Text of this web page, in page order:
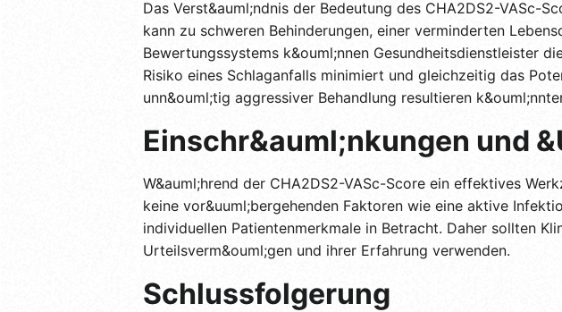
Das Verst&auml;ndnis der Bedeutung des CHA2DS2-VASc-
kann zu schweren Behinderungen, einer verminderten
Bewertungssystems k&ouml;nnen Gesundheitsdienstleister
Risiko eines Schlaganfalls minimiert und gleichzeitig das
unn&ouml;tig aggressiver Behandlung resultieren
Einschr&auml;nkungen und
W&auml;hrend der CHA2DS2-VASc-Score ein effektives
keine vor&uuml;bergehenden Faktoren wie eine aktive
individuellen Patientenmerkmale in Betracht. Daher sollten
Urteilsverm&ouml;gen und ihrer Erfahrung verwenden.
Schlussfolgerung